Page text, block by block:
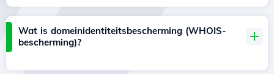
Wat is domeinidentiteitsbescherming (WHOIS-
bescherming)?